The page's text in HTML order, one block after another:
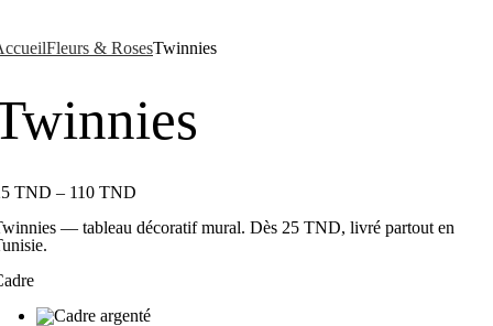
Fleurs & RosesTwinnies
TND – 110 TND
— tableau décoratif mural. Dès 25 TND, livré partout en